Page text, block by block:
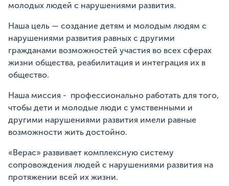
молодых людей с нарушениями развития.
Наша цель — создание детям и молодым людям с
нарушениями развития равных с другими
гражданами возможностей участия во всех сферах
жизни общества, реабилитация и интеграция их в
общество.
Наша миссия - профессионально работать для того,
чтобы дети и молодые люди с умственными и
другими нарушениями развития имели равные
возможности жить достойно.
«Верас» развивает комплексную систему
сопровождения людей с нарушениями развития на
протяжении всей их жизни.